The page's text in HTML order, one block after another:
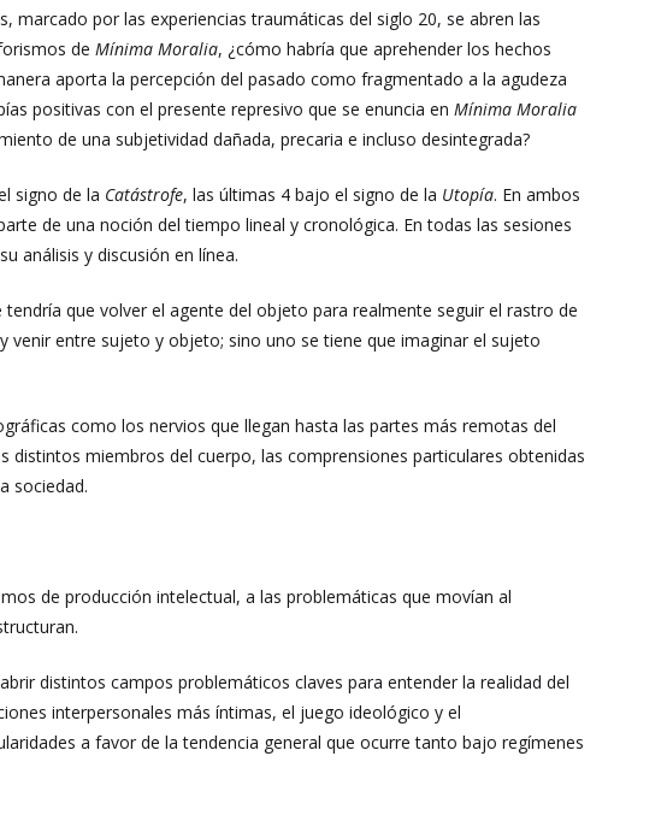
marcado por las experiencias traumáticas del siglo 20, se abren las
deMínima Moralia, ¿cómo habría que aprehender los hechos
aporta la percepción del pasado como fragmentado a la agudeza
positivas con el presente represivo que se enuncia enMínima Moralia
de una subjetividad dañada, precaria e incluso desintegrada?
signo de la Catástrofe, las últimas 4 bajo el signo de la Utopía. En ambos
de una noción del tiempo lineal y cronológica. En todas las sesiones
análisis y discusión en línea.
que volver el agente del objeto para realmente seguir el rastro de
venir entre sujeto y objeto; sino uno se tiene que imaginar el sujeto
como los nervios que llegan hasta las partes más remotas del
distintos miembros del cuerpo, las comprensiones particulares obtenidas
sociedad.
de producción intelectual, a las problemáticas que movían al
distintos campos problemáticos claves para entender la realidad del
interpersonales más íntimas, el juego ideológico y el
a favor de la tendencia general que ocurre tanto bajo regímenes